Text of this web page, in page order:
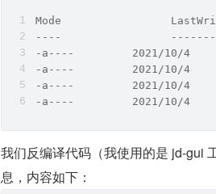
Mode
----
-a----         2021/10/4
-a----         2021/10/4
-a----         2021/10/4
-a----         2021/10/4
我们反编译代码（我使用的是 jd-gui
息，内容如下：